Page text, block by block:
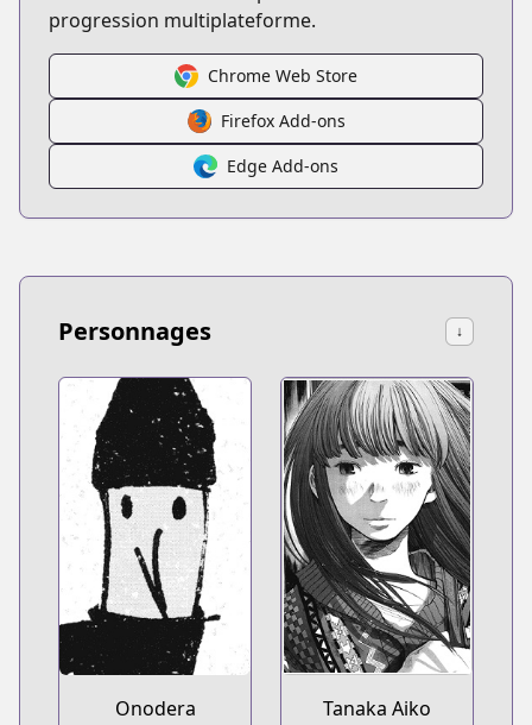
progression multiplateforme.
Chrome Web Store
Firefox Add-ons
Edge Add-ons
Personnages ↓
Onodera
Tanaka Aiko